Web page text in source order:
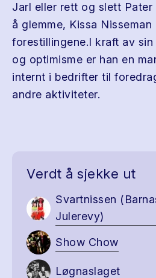
Jarl eller rett og slett
å glemme, Kissa
forestillingene.I kraft av
og optimisme er han en
internt i bedrifter til
andre aktiviteter.
Verdt å sjekke ut
Svartnissen
Julerevy)
Show Chow
Løgnaslaget